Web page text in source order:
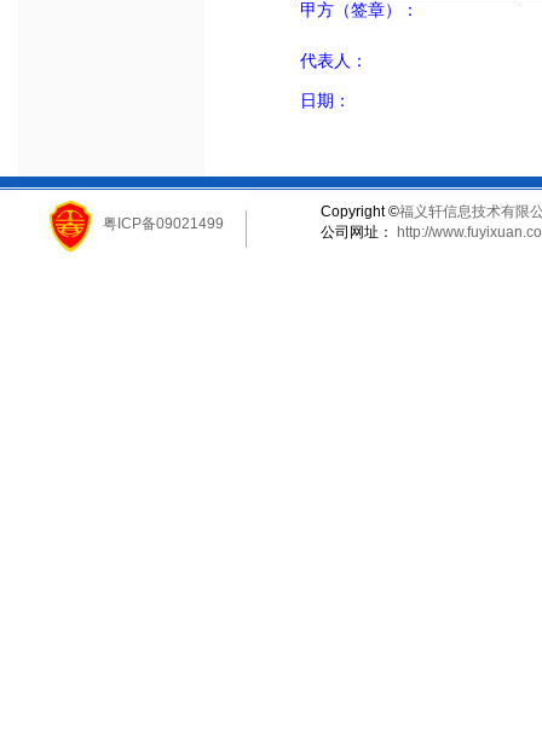
甲方（签章）：
代表人：
日期：
粤ICP备09021499
Copyright ©福义轩信息技术有限
公司网址：
http://